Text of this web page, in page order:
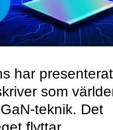
har presenterat
som
teknik. Det